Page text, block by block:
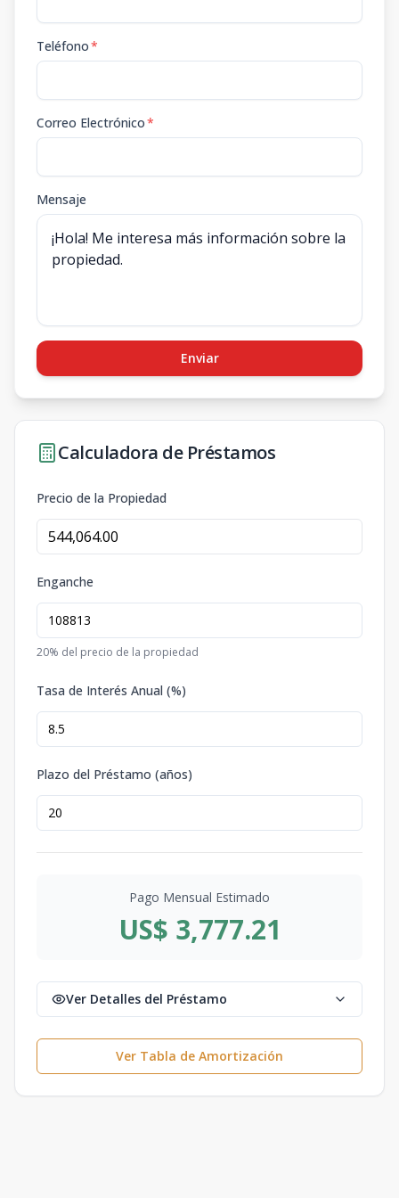
Teléfono*
Correo Electrónico*
Mensaje
Enviar
Calculadora de Préstamos
Precio de la Propiedad
Enganche
20% del precio de la propiedad
Tasa de Interés Anual (%)
Plazo del Préstamo (años)
Pago Mensual Estimado
US$ 3,777.21
Ver Detalles del Préstamo
Ver Tabla de Amortización